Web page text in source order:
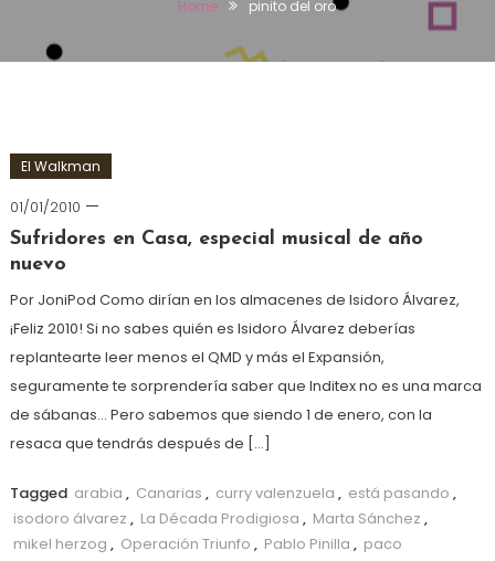
Home pinito del oro
El Walkman
01/01/2010
Sufridores en Casa, especial musical de año
nuevo
Por JoniPod Como dirían en los almacenes de Isidoro Álvarez,
¡Feliz 2010! Si no sabes quién es Isidoro Álvarez deberías
replantearte leer menos el QMD y más el Expansión,
seguramente te sorprendería saber que Inditex no es una marca
de sábanas… Pero sabemos que siendo 1 de enero, con la
resaca que tendrás después de […]
Tagged arabia , Canarias , curry valenzuela , está pasando ,
isodoro álvarez , La Década Prodigiosa , Marta Sánchez ,
mikel herzog , Operación Triunfo , Pablo Pinilla , paco